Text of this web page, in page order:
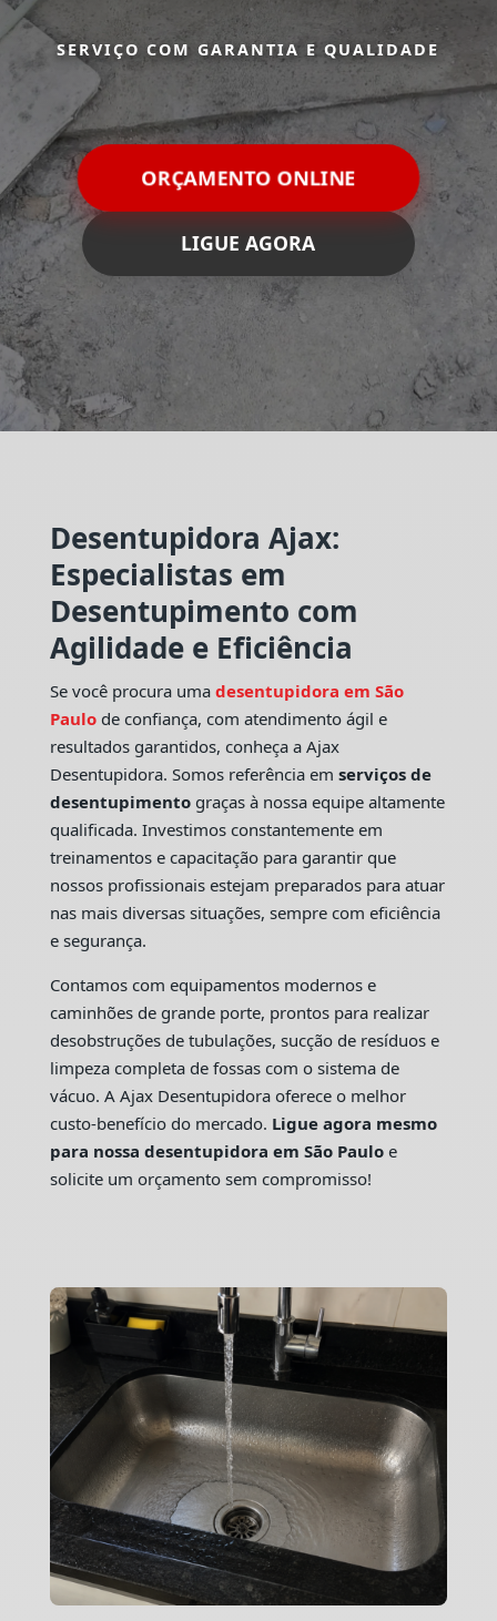
SERVIÇO COM GARANTIA E QUALIDADE
ORÇAMENTO ONLINE
LIGUE AGORA
Desentupidora Ajax:
Especialistas em
Desentupimento com
Agilidade e Eficiência
Se você procura uma desentupidora em São
Paulo de confiança, com atendimento ágil e
resultados garantidos, conheça a Ajax
Desentupidora. Somos referência em serviços de
desentupimentograças à nossa equipe altamente
qualificada. Investimos constantemente em
treinamentos e capacitação para garantir que
nossos profissionais estejam preparados para atuar
nas mais diversas situações, sempre com eficiência
e segurança.
Contamos com equipamentos modernos e
caminhões de grande porte, prontos para realizar
desobstruções de tubulações, sucção de resíduos e
limpeza completa de fossas com o sistema de
vácuo. A Ajax Desentupidora oferece o melhor
custo-benefício do mercado. Ligue agora mesmo
para nossa desentupidora em São Pauloe
solicite um orçamento sem compromisso!